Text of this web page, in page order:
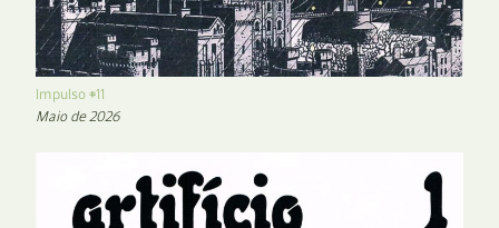
Impulso #11
Maio de 2026